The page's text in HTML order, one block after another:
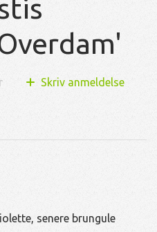
Skriv anmeldelse
senere brungule